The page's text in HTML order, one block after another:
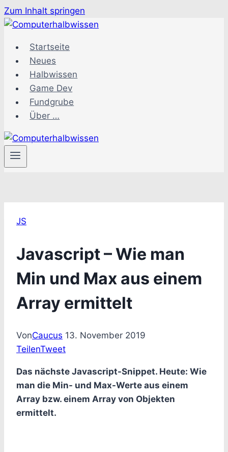
Zum Inhalt springen
Startseite
Neues
Halbwissen
Game Dev
Fundgrube
Über …
JS
Javascript – Wie man
Min und Max aus einem
Array ermittelt
VonCaucus 13. November 2019
TeilenTweet
Das nächste Javascript-Snippet. Heute: Wie
man die Min- und Max-Werte aus einem
Array bzw. einem Array von Objekten
ermittelt.